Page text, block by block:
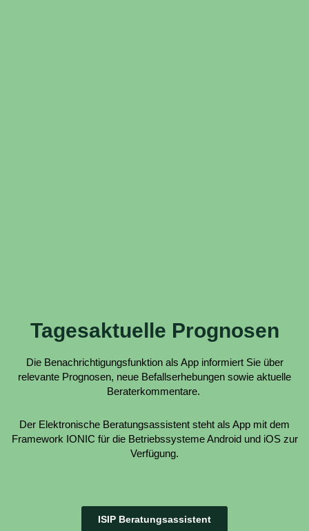
Tagesaktuelle Prognosen
Die Benachrichtigungsfunktion als App informiert Sie über
relevante Prognosen, neue Befallserhebungen sowie aktuelle
Beraterkommentare.
Der Elektronische Beratungsassistent steht als App mit dem
Framework IONIC für die Betriebssysteme Android und iOS zur
Verfügung.
ISIP Beratungsassistent